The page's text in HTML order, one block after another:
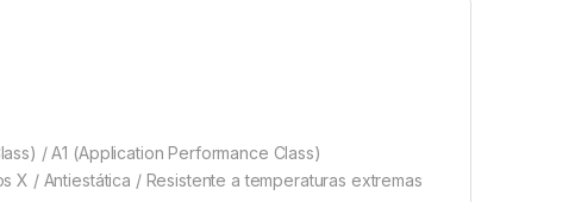
/ A1 (Application Performance Class)
X / Antiestática / Resistente a temperaturas extremas